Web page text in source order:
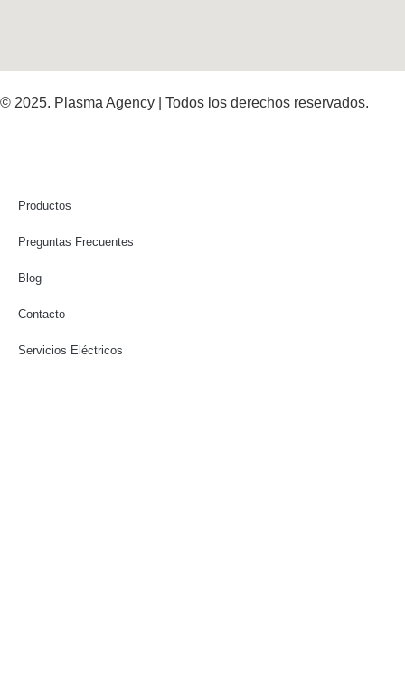
© 2025. Plasma Agency | Todos los derechos reservados.
Productos
Preguntas Frecuentes
Blog
Contacto
Servicios Eléctricos